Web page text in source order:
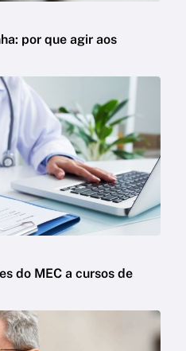
por que agir aos
do MEC a cursos de